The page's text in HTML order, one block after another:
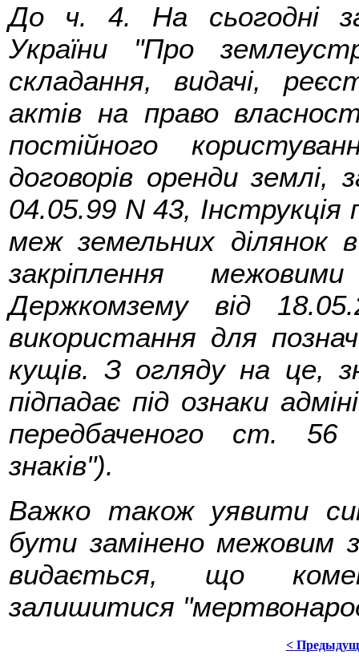
До ч. 4. На сьогодні
України "Про
складання, видачі,
актів на право
постійного
договорів оренди
04.05.99 N 43, Інструкція
меж земельних ділянок
закріплення
Держкомзему від
використання для
кущів. З огляду на це,
підпадає під ознаки
передбаченого ст.
знаків").
Важко також уявити
бути замінено межовим
видається, що
залишитися
<